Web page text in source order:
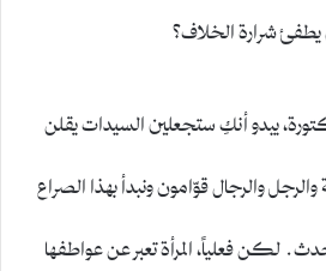
شرارة الخلاف؟
يبدو أنكِ ستجعلين السيدات يقلن
والرجال قوّامون ونبدأ بهذا الصراع
لكن فعلياً، المرأة تعبر عن عواطفها